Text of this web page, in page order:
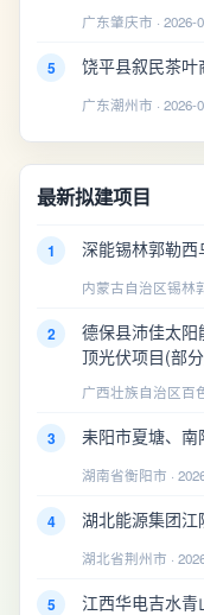
广东肇庆市 · 2026-
5 饶平县叙民茶叶
广东潮州市 · 2026-
最新拟建项目
1 深能锡林郭勒西
内蒙古自治区锡林
2
德保县沛佳太
顶光伏项目(部
广西壮族自治区百
3 耒阳市夏塘、南
湖南省衡阳市 ·
4 湖北能源集团江
湖北省荆州市 ·
5 江西华电吉水